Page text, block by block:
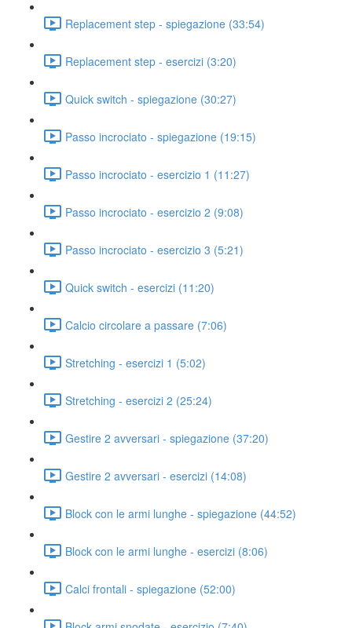
Replacement step - spiegazione (33:54)
Replacement step - esercizi (3:20)
Quick switch - spiegazione (30:27)
Passo incrociato - spiegazione (19:15)
Passo incrociato - esercizio 1 (11:27)
Passo incrociato - esercizio 2 (9:08)
Passo incrociato - esercizio 3 (5:21)
Quick switch - esercizi (11:20)
Calcio circolare a passare (7:06)
Stretching - esercizi 1 (5:02)
Stretching - esercizi 2 (25:24)
Gestire 2 avversari - spiegazione (37:20)
Gestire 2 avversari - esercizi (14:08)
Block con le armi lunghe - spiegazione (44:52)
Block con le armi lunghe - esercizi (8:06)
Calci frontali - spiegazione (52:00)